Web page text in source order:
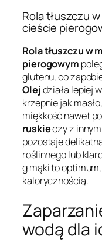
Rola tłuszczu
cieście
Rola tłuszczu w
pierogowym
glutenu, co
Olejdziała lepiej
krzepnie jak
miękkość nawet
ruskieczy z
pozostaje
roślinnego lub
g mąki to
kalorycznością.
wodą dla